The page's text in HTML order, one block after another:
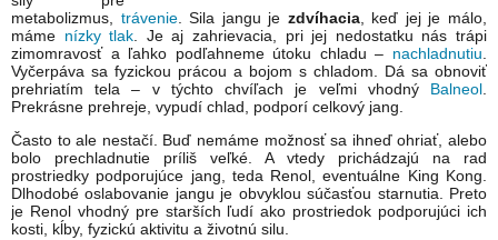
metabolizmus, trávenie. Sila jangu je zdvíhacia, keď jej je málo,
máme nízky tlak . Je aj zahrievacia, pri jej nedostatku nás trápi
zimomravosť a ľahko podľahneme útoku chladu – nachladnutiu
Vyčerpáva sa fyzickou prácou a bojom s chladom. Dá sa obnoviť
prehriatím tela – v týchto chvíľach je veľmi vhodný Balneol
Prekrásne prehreje, vypudí chlad, podporí celkový jang.
Často to ale nestačí. Buď nemáme možnosť sa ihneď ohriať, alebo
bolo prechladnutie príliš veľké. A vtedy prichádzajú na rad
prostriedky podporujúce jang, teda Renol, eventuálne King Kong.
Dlhodobé oslabovanie jangu je obvyklou súčasťou starnutia. Preto
je Renol vhodný pre starších ľudí ako prostriedok podporujúci ich
kosti, kĺby, fyzickú aktivitu a životnú silu.